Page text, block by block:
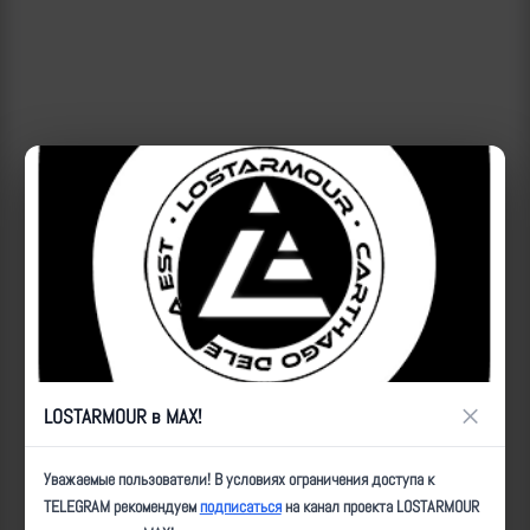
ID:69356| Автор:Артем| Дата:2026-03-07| Просмотров:613| Теги:
Поражение объектов, УМПК, ПВД, уничтожен, _последствия, Краматорск,
_ДНР, _18,1км, без_видео
LOSTARMOUR в MAX! ×
Уважаемые пользователи! В условиях ограничения доступа к
TELEGRAM рекомендуемподписатьсяна канал проекта LOSTARMOUR